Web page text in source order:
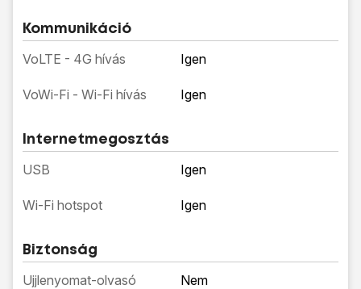
Kommunikáció
VoLTE - 4G hívás Igen
VoWi-Fi - Wi-Fi hívás Igen
Internetmegosztás
USB Igen
Wi-Fi hotspot Igen
Biztonság
Ujjlenyomat-olvasó Nem